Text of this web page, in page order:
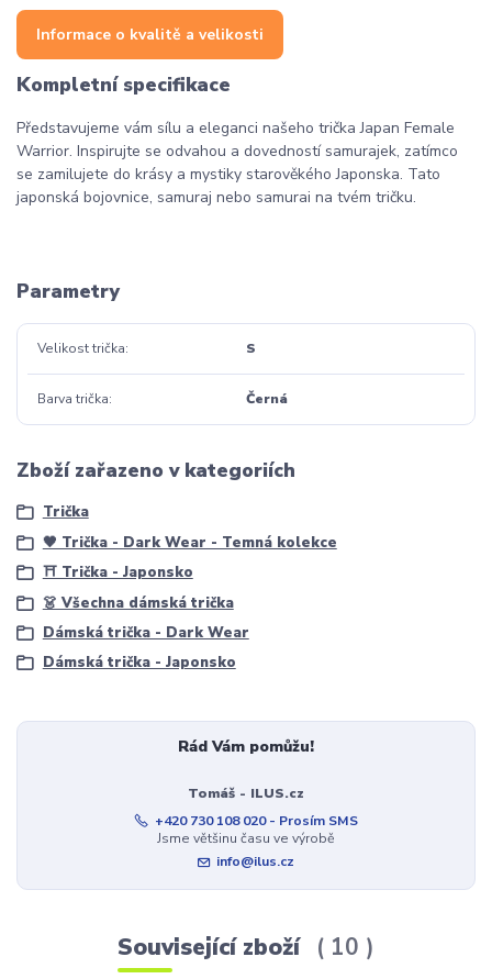
Informace o kvalitě a velikosti
Kompletní specifikace
Představujeme vám sílu a eleganci našeho trička Japan Female
Warrior. Inspirujte se odvahou a dovedností samurajek, zatímco
se zamilujete do krásy a mystiky starověkého Japonska. Tato
japonská bojovnice, samuraj nebo samurai na tvém tričku.
Parametry
Velikost trička S
Barva trička Černá
Zboží zařazeno v kategoriích
Trička
🖤 Trička - Dark Wear - Temná kolekce
⛩️ Trička - Japonsko
👗 Všechna dámská trička
Dámská trička - Dark Wear
Dámská trička - Japonsko
Rád Vám pomůžu!
Tomáš - ILUS.cz
+420 730 108 020 - Prosím SMS
Jsme většinu času ve výrobě
info@ilus.cz
Související zboží 10